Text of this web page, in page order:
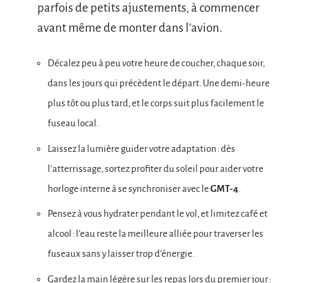
parfois de petits ajustements, à commencer
avant même de monter dans l’avion.
Décalez peu à peu votre heure de coucher, chaque soir,
dans les jours qui précèdent le départ. Une demi-heure
plus tôt ou plus tard, et le corps suit plus facilement le
fuseau local.
Laissez la lumière guider votre adaptation : dès
l’atterrissage, sortez profiter du soleil pour aider votre
horloge interne à se synchroniser avec leGMT-4
Pensez à vous hydrater pendant le vol, et limitez café et
alcool : l’eau reste la meilleure alliée pour traverser les
fuseaux sans y laisser trop d’énergie.
Gardez la main légère sur les repas lors du premier jour :